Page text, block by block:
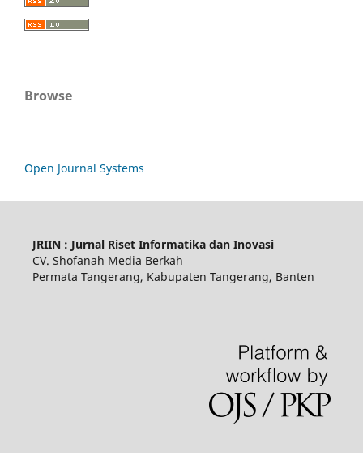
Browse
Open Journal Systems
JRIIN : Jurnal Riset Informatika dan Inovasi
CV. Shofanah Media Berkah
Permata Tangerang, Kabupaten Tangerang, Banten